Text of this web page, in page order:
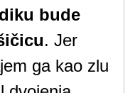
bude
. Jer
ga kao zlu